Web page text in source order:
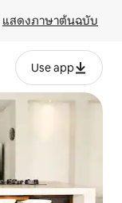
แสดงภาษาต้นฉบับ
Use app